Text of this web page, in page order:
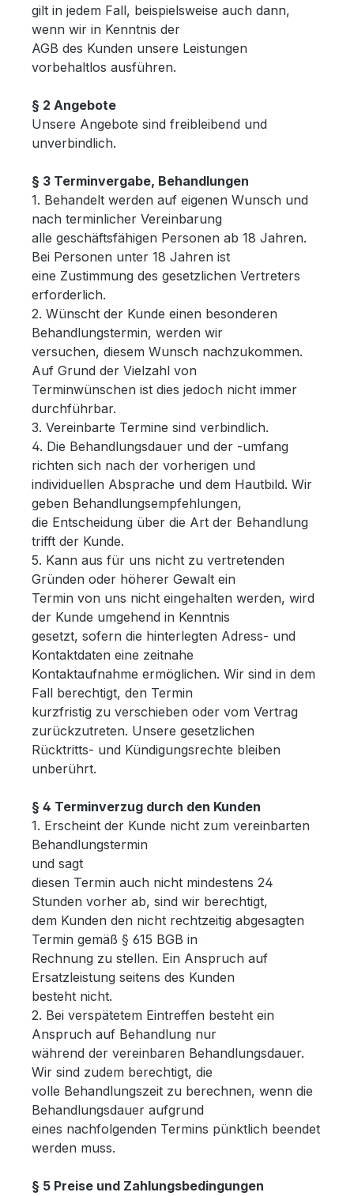
gilt in jedem Fall, beispielsweise auch dann,
wenn wir in Kenntnis der
AGB des Kunden unsere Leistungen
vorbehaltlos ausführen.
§ 2 Angebote
Unsere Angebote sind freibleibend und
unverbindlich.
§ 3 Terminvergabe, Behandlungen
1. Behandelt werden auf eigenen Wunsch und
nach terminlicher Vereinbarung
alle geschäftsfähigen Personen ab 18 Jahren.
Bei Personen unter 18 Jahren ist
eine Zustimmung des gesetzlichen Vertreters
erforderlich.
2. Wünscht der Kunde einen besonderen
Behandlungstermin, werden wir
versuchen, diesem Wunsch nachzukommen.
Auf Grund der Vielzahl von
Terminwünschen ist dies jedoch nicht immer
durchführbar.
3. Vereinbarte Termine sind verbindlich.
4. Die Behandlungsdauer und der -umfang
richten sich nach der vorherigen und
individuellen Absprache und dem Hautbild. Wir
geben Behandlungsempfehlungen,
die Entscheidung über die Art der Behandlung
trifft der Kunde.
5. Kann aus für uns nicht zu vertretenden
Gründen oder höherer Gewalt ein
Termin von uns nicht eingehalten werden, wird
der Kunde umgehend in Kenntnis
gesetzt, sofern die hinterlegten Adress- und
Kontaktdaten eine zeitnahe
Kontaktaufnahme ermöglichen. Wir sind in dem
Fall berechtigt, den Termin
kurzfristig zu verschieben oder vom Vertrag
zurückzutreten. Unsere gesetzlichen
Rücktritts- und Kündigungsrechte bleiben
unberührt.
§ 4 Terminverzug durch den Kunden
1. Erscheint der Kunde nicht zum vereinbarten
Behandlungstermin
und sagt
diesen Termin auch nicht mindestens 24
Stunden vorher ab, sind wir berechtigt,
dem Kunden den nicht rechtzeitig abgesagten
Termin gemäß § 615 BGB in
Rechnung zu stellen. Ein Anspruch auf
Ersatzleistung seitens des Kunden
besteht nicht.
2. Bei verspätetem Eintreffen besteht ein
Anspruch auf Behandlung nur
während der vereinbaren Behandlungsdauer.
Wir sind zudem berechtigt, die
volle Behandlungszeit zu berechnen, wenn die
Behandlungsdauer aufgrund
eines nachfolgenden Termins pünktlich beendet
werden muss.
§ 5 Preise und Zahlungsbedingungen